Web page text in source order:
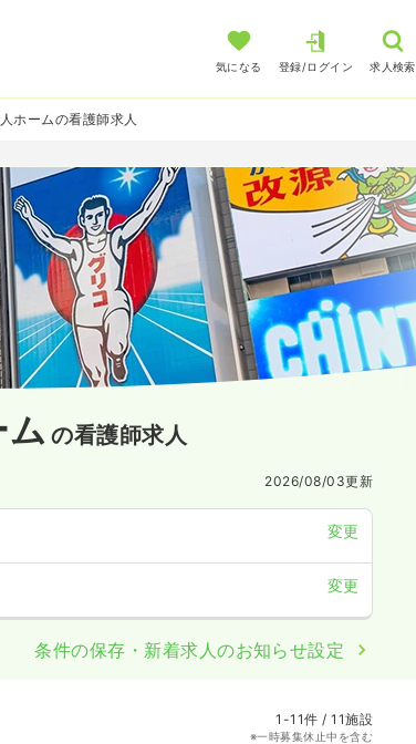
気になる 登録/ログイン 求人検索
ホームの看護師求人
ム の看護師求人
2026/08/03更新
変更
変更
条件の保存・新着求人のお知らせ設定
1-11件 / 11施設
※一時募集休止中を含む